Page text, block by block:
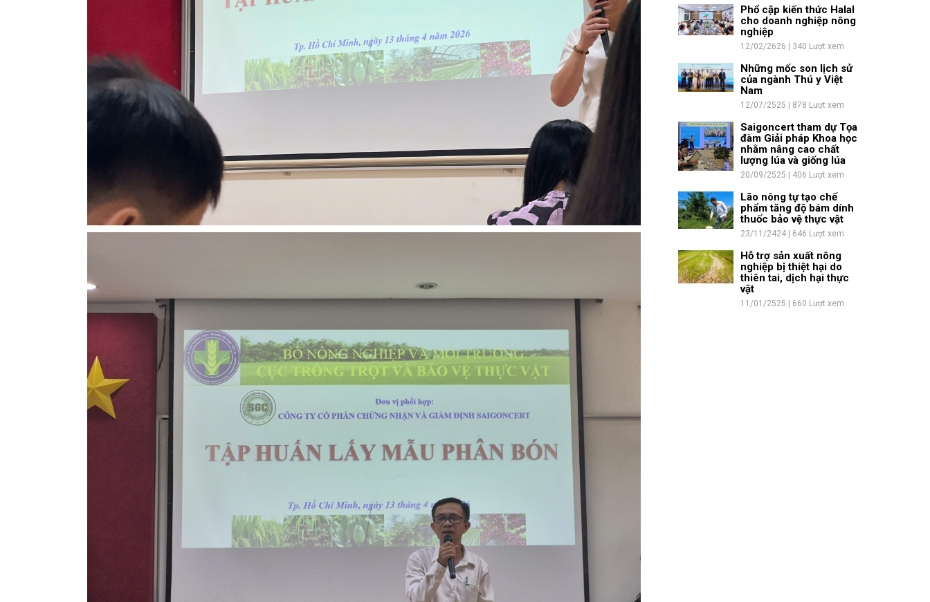
Phổ cập kiến thức Halal
cho doanh nghiệp nông
nghiệp
12/02/2626 | 340 Lượt xem
Những mốc son lịch sử
của ngành Thú y Việt
Nam
12/07/2525 | 878 Lượt xem
Saigoncert tham dự Tọa
đàm Giải pháp Khoa học
nhằm nâng cao chất
lượng lúa và giống lúa
20/09/2525 | 406 Lượt xem
Lão nông tự tạo chế
phẩm tăng độ bám dính
thuốc bảo vệ thực vật
23/11/2424 | 646 Lượt xem
Hỗ trợ sản xuất nông
nghiệp bị thiệt hại do
thiên tai, dịch hại thực
vật
11/01/2525 | 660 Lượt xem